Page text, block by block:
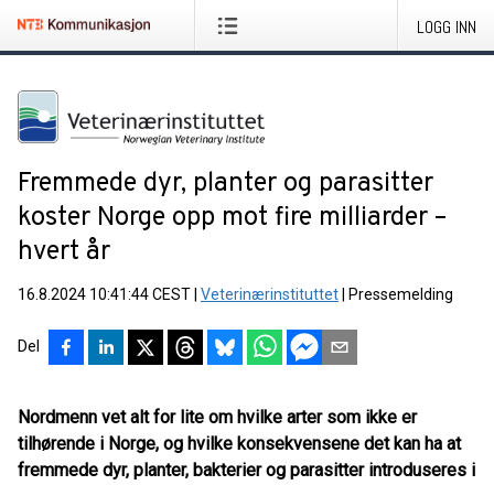
LOGG INN
Fremmede dyr, planter og parasitter
koster Norge opp mot fire milliarder –
hvert år
16.8.2024 10:41:44 CEST Veterinærinstituttet Pressemelding
Del
Nordmenn vet alt for lite om hvilke arter som ikke er
tilhørende i Norge, og hvilke konsekvensene det kan ha at
fremmede dyr, planter, bakterier og parasitter introduseres i